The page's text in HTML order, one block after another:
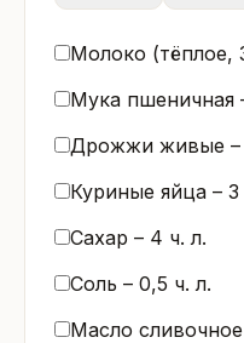
Молоко (тёплое,
Мука пшеничная
Дрожжи живые –
Куриные яйца – 3
Сахар – 4 ч. л.
Соль – 0,5 ч. л.
Масло